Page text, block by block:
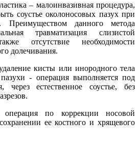
– малоинвазивная процедура,
соустье околоносовых пазух при
Преимуществом данного метода
травматизация слизистой
отсутствие необходимости
долечивания.
кисты или инородного тела
- операция выполняется под
через естественное соустье, без
операция по коррекции носовой
ее костного и хрящевого